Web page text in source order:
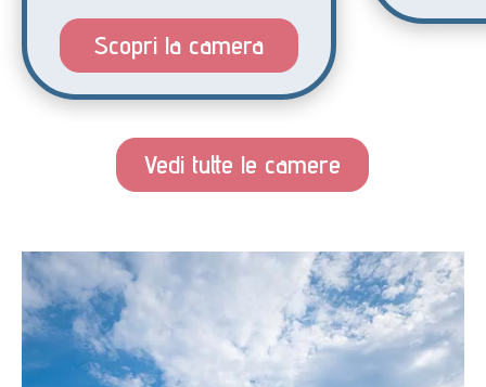
Scopri la camera
Vedi tutte le camere